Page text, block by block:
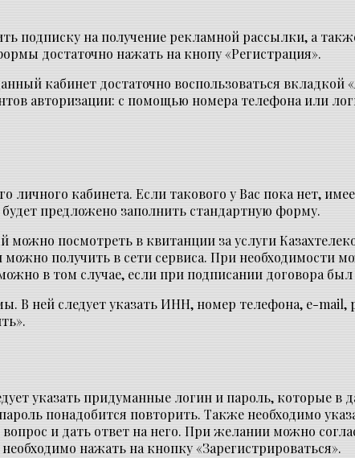
подписку на получение рекламной рассылки, а
достаточно нажать на кнопу «Регистрация».
кабинет достаточно воспользоваться вкладкой
авторизации: с помощью номера телефона или
личного кабинета. Если такового у Вас пока нет,
предложено заполнить стандартную форму.
посмотреть в квитанции за услуги
получить в сети сервиса. При необходимости
в том случае, если при подписании договора
В ней следует указать ИНН, номер телефона, e-mail,
указать придуманные логин и пароль, которые в
понадобится повторить. Также необходимо
и дать ответ на него. При желании можно
нажать на кнопку «Зарегистрироваться».